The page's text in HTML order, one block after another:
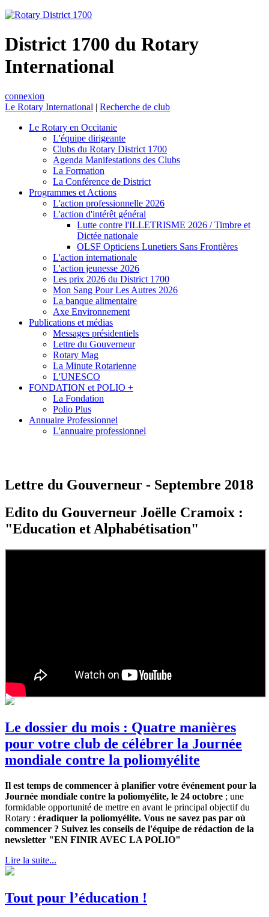
District 1700 du Rotary
International
connexion
Le Rotary International | Recherche de club
Le Rotary en Occitanie
L'équipe dirigeante
Clubs du Rotary District 1700
Agenda Manifestations des Clubs
La Formation
La Conférence de District
Programmes et Actions
L'action professionnelle 2026
L'action d'intérêt général
Lutte contre l'ILLETRISME 2026 / Timbre et
Dictée nationale
OLSF Opticiens Lunetiers Sans Frontières
L'action internationale
L'action jeunesse 2026
Les prix 2026 du District 1700
Mon Sang Pour Les Autres 2026
La banque alimentaire
Axe Environnement
Publications et médias
Messages présidentiels
Lettre du Gouverneur
Rotary Mag
La Minute Rotarienne
L'UNESCO
FONDATION et POLIO +
La Fondation
Polio Plus
Annuaire Professionnel
L'annuaire professionnel
Lettre du Gouverneur - Septembre 2018
Edito du Gouverneur Joëlle Cramoix :
"Education et Alphabétisation"
Le dossier du mois : Quatre manières
pour votre club de célébrer la Journée
mondiale contre la poliomyélite
Il est temps de commencer à planifier votre événement pour la
Journée mondiale contre la poliomyélite, le 24 octobre ; une
formidable opportunité de mettre en avant le principal objectif du
Rotary : éradiquer la poliomyélite. Vous ne savez pas par où
commencer ? Suivez les conseils de l'équipe de rédaction de la
newsletter "EN FINIR AVEC LA POLIO"
Lire la suite...
Tout pour l’éducation !